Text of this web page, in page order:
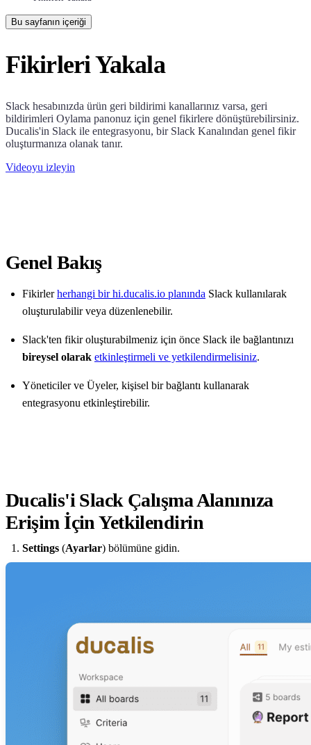
Bu sayfanın içeriği
Fikirleri Yakala
Slack hesabınızda ürün geri bildirimi kanallarınız varsa, geri
bildirimleri Oylama panonuz için genel fikirlere dönüştürebilirsiniz.
Ducalis'in Slack ile entegrasyonu, bir Slack Kanalından genel fikir
oluşturmanıza olanak tanır.
Videoyu izleyin
Genel Bakış
Fikirlerherhangi birhi.ducalis.io planında Slack kullanılarak
oluşturulabilir veya düzenlenebilir.
Slack'ten fikir oluşturabilmeniz için önce Slack ile bağlantınızı
bireysel olarak etkinleştirmeli ve yetkilendirmelisiniz.
Yöneticiler ve Üyeler, kişisel bir bağlantı kullanarak
entegrasyonu etkinleştirebilir.
Ducalis'i Slack Çalışma Alanınıza
Erişim İçin Yetkilendirin
Settings (Ayarlar) bölümüne gidin.